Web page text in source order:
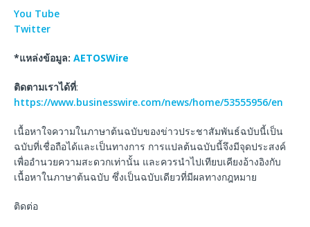
You Tube
Twitter
*แหล่งข้อมูล: AETOSWire
ติดตามเราได้ที่:
https://www.businesswire.com/news/home/53555956/en
เนื้อหาใจความในภาษาต้นฉบับของข่าวประชาสัมพันธ์ฉบับนี้เป็น
ฉบับที่เชื่อถือได้และเป็นทางการ การแปลต้นฉบับนี้จึงมีจุดประสงค์
เพื่ออำนวยความสะดวกเท่านั้น และควรนำไปเทียบเคียงอ้างอิงกับ
เนื้อหาในภาษาต้นฉบับ ซึ่งเป็นฉบับเดียวที่มีผลทางกฎหมาย
ติดต่อ